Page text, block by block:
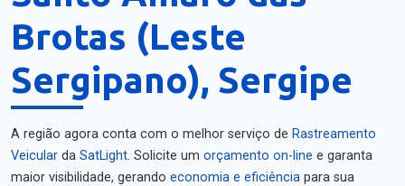
Brotas (Leste
Sergipano), Sergipe
A região agora conta com o melhor serviço de Rastreamento
Veicular da SatLight. Solicite um orçamento on-line e garanta
maior visibilidade, gerando economia e eficiência para sua